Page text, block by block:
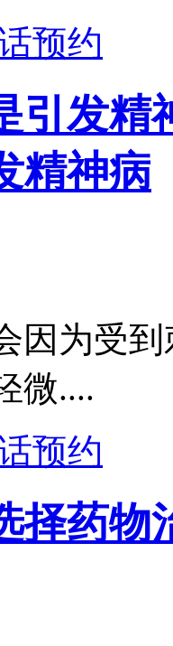
预约
引发精
精神病
因为受
微....
预约
择药物